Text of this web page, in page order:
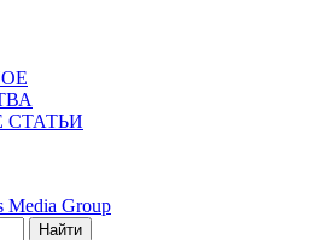
СТАТЬИ
Media Group
Найти